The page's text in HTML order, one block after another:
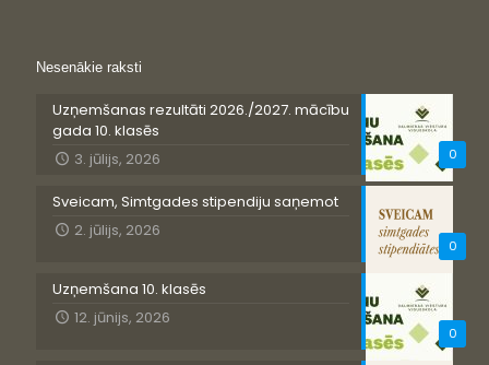
Nesenākie raksti
0
Uzņemšanas rezultāti 2026./2027. mācību
gada 10. klasēs
3. jūlijs, 2026
0
Sveicam, Simtgades stipendiju saņemot
2. jūlijs, 2026
0
Uzņemšana 10. klasēs
12. jūnijs, 2026